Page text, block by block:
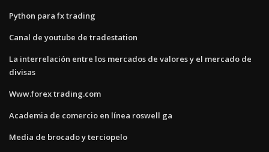
Python para fx trading
Canal de youtube de tradestation
La interrelación entre los mercados de valores y el mercado de
divisas
Www.forex trading.com
Academia de comercio en línea roswell ga
Media de brocado y terciopelo